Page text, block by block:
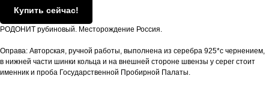
Купить сейчас!
РОДОНИТ рубиновый. Месторождение Россия.
Оправа: Авторская, ручной работы, выполнена из серебра 925*с чернением,
в нижней части шинки кольца и на внешней стороне швензы у серег стоит
именник и проба Государственной Пробирной Палаты.